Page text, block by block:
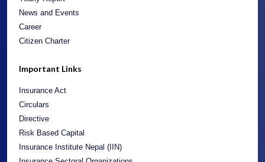
News and Events
Career
Citizen Charter
Important Links
Insurance Act
Circulars
Directive
Risk Based Capital
Insurance Institute Nepal (IIN)
Insurance Sectoral Organizations